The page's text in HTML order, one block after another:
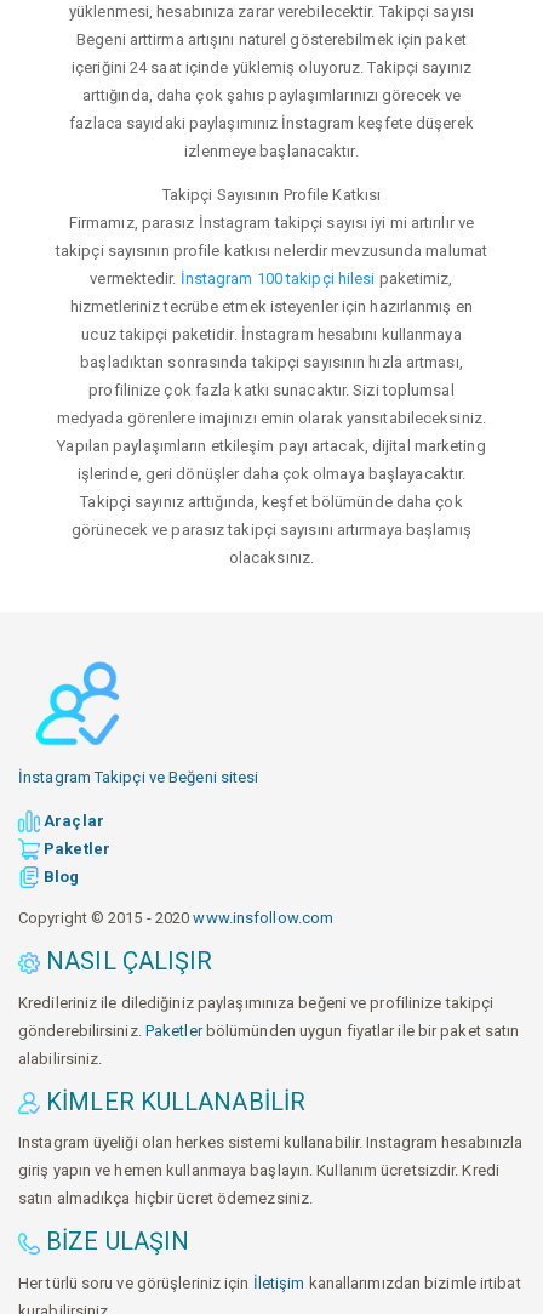
yüklenmesi, hesabınıza zarar verebilecektir. Takipçi sayısı
Begeni arttirma artışını naturel gösterebilmek için paket
içeriğini 24 saat içinde yüklemiş oluyoruz. Takipçi sayınız
arttığında, daha çok şahıs paylaşımlarınızı görecek ve
fazlaca sayıdaki paylaşımınız İnstagram keşfete düşerek
izlenmeye başlanacaktır.
Takipçi Sayısının Profile Katkısı
Firmamız, parasız İnstagram takipçi sayısı iyi mi artırılır ve
takipçi sayısının profile katkısı nelerdir mevzusunda malumat
vermektedir. İnstagram 100 takipçi hilesi paketimiz,
hizmetleriniz tecrübe etmek isteyenler için hazırlanmış en
ucuz takipçi paketidir. İnstagram hesabını kullanmaya
başladıktan sonrasında takipçi sayısının hızla artması,
profilinize çok fazla katkı sunacaktır. Sizi toplumsal
medyada görenlere imajınızı emin olarak yansıtabileceksiniz.
Yapılan paylaşımların etkileşim payı artacak, dijital marketing
işlerinde, geri dönüşler daha çok olmaya başlayacaktır.
Takipçi sayınız arttığında, keşfet bölümünde daha çok
görünecek ve parasız takipçi sayısını artırmaya başlamış
olacaksınız.
İnstagram Takipçi ve Beğeni sitesi
Araçlar
Paketler
Blog
Copyright © 2015 - 2020www.insfollow.com
NASIL ÇALIŞIR
Kredileriniz ile dilediğiniz paylaşımınıza beğeni ve profilinize takipçi
gönderebilirsiniz. Paketlerbölümünden uygun fiyatlar ile bir paket satın
alabilirsiniz.
KIMLER KULLANABILIR
Instagram üyeliği olan herkes sistemi kullanabilir. Instagram hesabınızla
giriş yapın ve hemen kullanmaya başlayın. Kullanım ücretsizdir. Kredi
satın almadıkça hiçbir ücret ödemezsiniz.
BIZE ULAŞIN
Her türlü soru ve görüşleriniz için İletişim kanallarımızdan bizimle irtibat